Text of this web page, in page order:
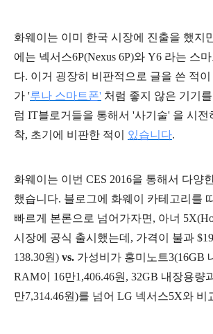
화웨이는 이미 한국 시장에 진출을 했지
에는 넥서스6P(Nexus 6P)와 Y6 라는 스
다. 이거 굉장히 비판적으로 글을 쓴 적이
가 '루나 스마트폰' 처럼 좋지 않은 기기
럼 IT블로거들을 통해서 '사기술' 을 시전
착, 초기에 비판한 적이 있습니다.
화웨이는 이번 CES 2016을 통해서 다양
했습니다. 블로그에 화웨이 카테고리를
빠르게 본론으로 넘어가자면, 아너
시장에 공식 출시했는데, 가격이 불과
138.30원) vs. 가성비가 홍미노트3(16GB
RAM이 16만1,406.46원, 32GB 내장용량
만7,314.46원)를 넘어 LG 넥서스5X와 비